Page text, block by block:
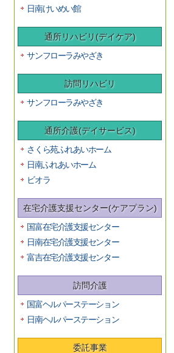
日南けいめい館
通所リハビリ(デイケア)
サンフローラみやざき
訪問リハビリ
サンフローラみやざき
通所介護(デイサービス)
さくら苑ふれあいホーム
日南ふれあいホーム
ビオラ
在宅介護支援センター(ケアプラン)
国富在宅介護支援センター
日南在宅介護支援センター
富吉在宅介護支援センター
訪問介護
国富ヘルパーステーション
日南ヘルパーステーション
委託事業